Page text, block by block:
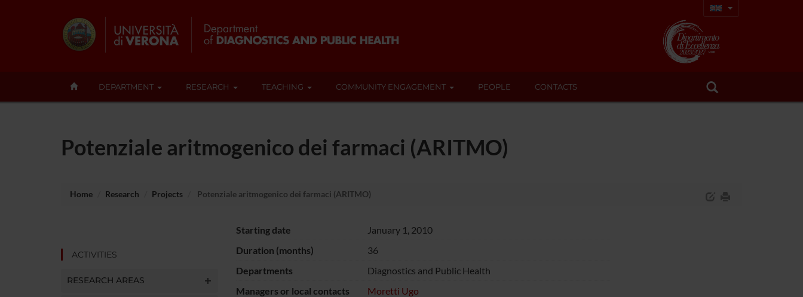
DEPARTMENT RESEARCH TEACHING COMMUNITY ENGAGEMENT PEOPLE CONTACTS
Potenziale aritmogenico dei farmaci (ARITMO)
Home Research Projects Potenziale aritmogenico dei farmaci (ARITMO)
ACTIVITIES
RESEARCH AREAS
Starting date
January 1, 2010
Duration (months)
36
Departments
Diagnostics and Public Health
Managers or local contacts
Moretti Ugo